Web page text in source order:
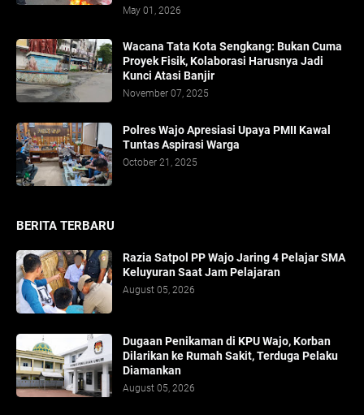
May 01, 2026
​Wacana Tata Kota Sengkang: Bukan Cuma
Proyek Fisik, Kolaborasi Harusnya Jadi
Kunci Atasi Banjir
November 07, 2025
Polres Wajo Apresiasi Upaya PMII Kawal
Tuntas Aspirasi Warga
October 21, 2025
BERITA TERBARU
Razia Satpol PP Wajo Jaring 4 Pelajar SMA
Keluyuran Saat Jam Pelajaran
August 05, 2026
Dugaan Penikaman di KPU Wajo, Korban
Dilarikan ke Rumah Sakit, Terduga Pelaku
Diamankan
August 05, 2026